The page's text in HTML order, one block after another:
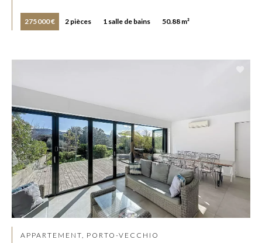
275 000 € 2 pièces 1 salle de bains 50.88 m²
APPARTEMENT, PORTO-VECCHIO